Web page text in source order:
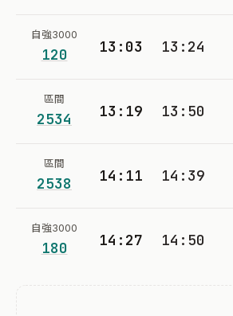
自強3000
120 13:03 13:24
區間
2534 13:19 13:50
區間
2538 14:11 14:39
自強3000
180 14:27 14:50